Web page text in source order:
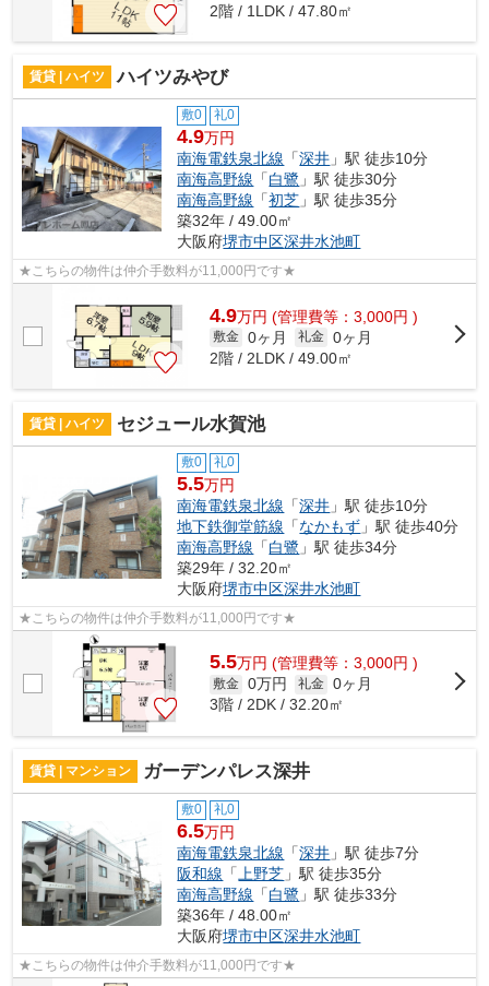
2階 / 1LDK / 47.80㎡
賃貸 | ハイツ ハイツみやび
敷0 礼0
4.9万円
南海電鉄泉北線 「深井 」駅 徒歩10分
南海高野線 「白鷺 」駅 徒歩30分
南海高野線 「初芝 」駅 徒歩35分
築32年 / 49.00㎡
大阪府堺市中区深井水池町
★こちらの物件は仲介手数料が11,000円です★
4.9万円 (管理費等：3,000円 )
敷金 0ヶ月 礼金 0ヶ月
2階 / 2LDK / 49.00㎡
賃貸 | ハイツ セジュール水賀池
敷0 礼0
5.5万円
南海電鉄泉北線 「深井 」駅 徒歩10分
地下鉄御堂筋線 「なかもず 」駅 徒歩40分
南海高野線 「白鷺 」駅 徒歩34分
築29年 / 32.20㎡
大阪府堺市中区深井水池町
★こちらの物件は仲介手数料が11,000円です★
5.5万円 (管理費等：3,000円 )
敷金 0万円 礼金 0ヶ月
3階 / 2DK / 32.20㎡
賃貸 | マンション ガーデンパレス深井
敷0 礼0
6.5万円
南海電鉄泉北線 「深井 」駅 徒歩7分
阪和線 「 上野芝 」駅 徒歩35分
南海高野線 「白鷺 」駅 徒歩33分
築36年 / 48.00㎡
大阪府堺市中区深井水池町
★こちらの物件は仲介手数料が11,000円です★